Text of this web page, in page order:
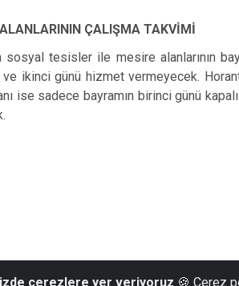
ÇALIŞMA TAKVİMİ
sosyal tesisler ile mesire alanlarının
ve ikinci günü hizmet vermeyecek.
ise sadece bayramın birinci günü
çerezlere yer veriyoruz 🍪 Çerez